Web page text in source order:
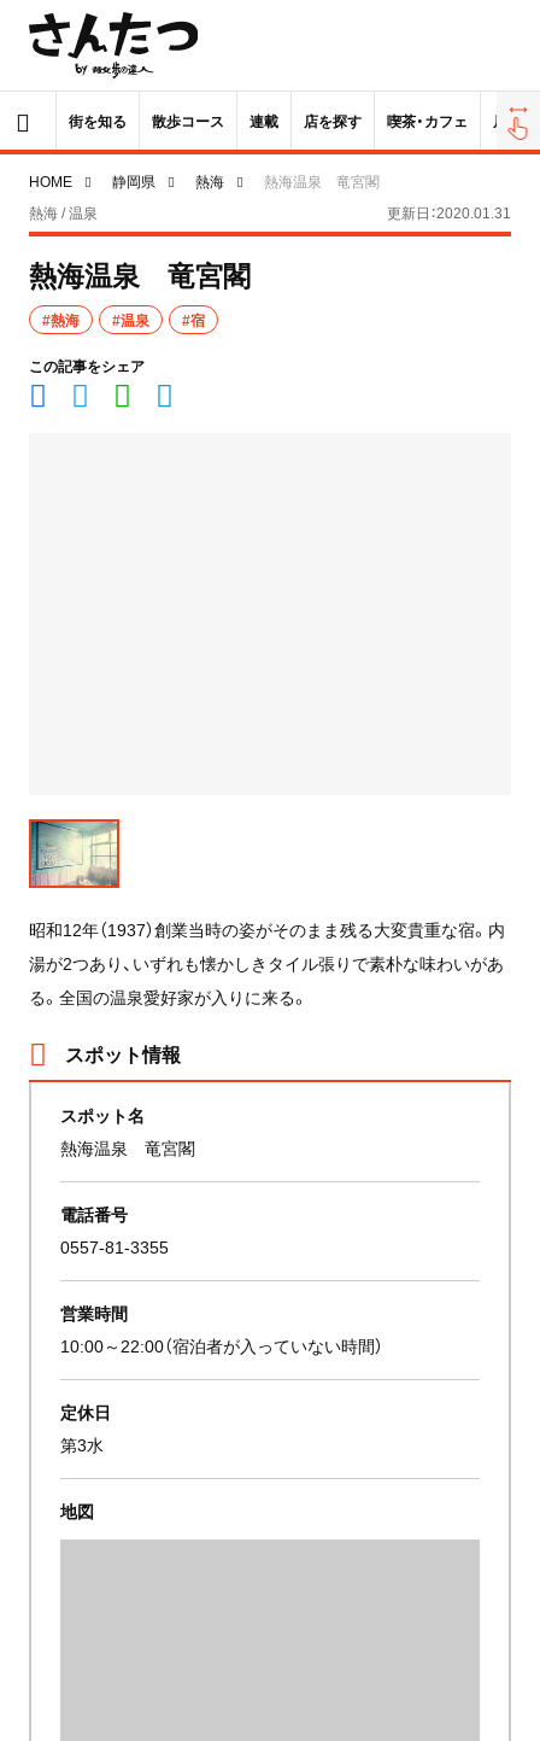
街を知る 散歩コース 連載 店を探す 喫茶・カフェ 居酒屋
HOME 静岡県 熱海
熱海温泉 竜宮閣
熱海 / 温泉
更新日：2020.01.31
熱海温泉 竜宮閣
#熱海 #温泉 #宿
この記事をシェア
昭和12年（1937）創業当時の姿がそのまま残る大変貴重な宿。内
湯が2つあり、いずれも懐かしきタイル張りで素朴な味わいがあ
る。全国の温泉愛好家が入りに来る。
スポット情報
スポット名
熱海温泉 竜宮閣
電話番号
0557-81-3355
営業時間
10:00～22:00（宿泊者が入っていない時間）
定休日
第3水
地図